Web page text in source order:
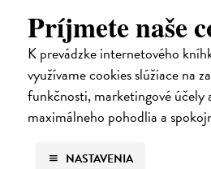
Príjmete naše
K prevádzke internetového
využívame cookies slúžiace na
funkčnosti, marketingové účely
maximálneho pohodlia a
NASTAVENIA
Ďalšie z kategórie
české